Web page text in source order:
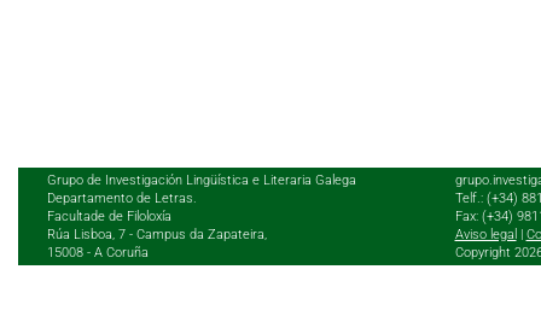
Grupo de Investigación Lingüística e Literaria Galega
Departamento de Letras.
Facultade de Filoloxía
Rúa Lisboa, 7 - Campus da Zapateira,
15008 - A Coruña
Telf.: (+34)
Fax: (+34)
Aviso legal
Copyright